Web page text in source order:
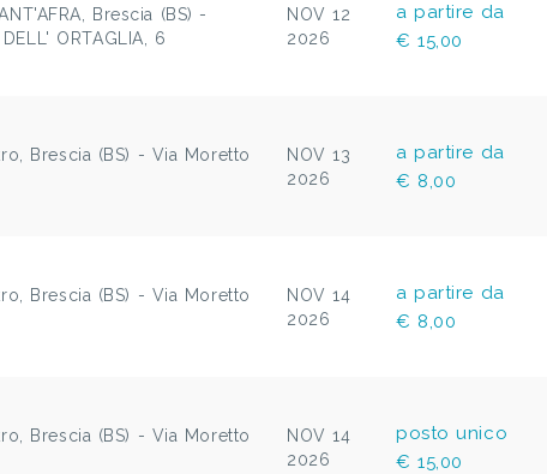
Brescia (BS) -
ORTAGLIA, 6
NOV 12
2026
a partire da
€ 15,00
Brescia (BS) - Via Moretto
NOV 13
2026
a partire da
€ 8,00
Brescia (BS) - Via Moretto
NOV 14
2026
a partire da
€ 8,00
Brescia (BS) - Via Moretto
NOV 14
2026
posto unico
€ 15,00